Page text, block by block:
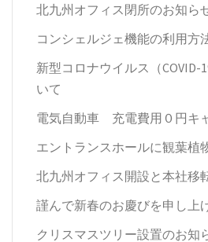
北九州オフィス閉所のお知ら
コンシェルジェ機能の利用方
新型コロナウイルス（COVID-
いて
電気自動車 充電費用０円キ
エントランスホールに観葉植
北九州オフィス開設と本社移
謹んで新春のお慶びを申し上
クリスマスツリー設置のお知